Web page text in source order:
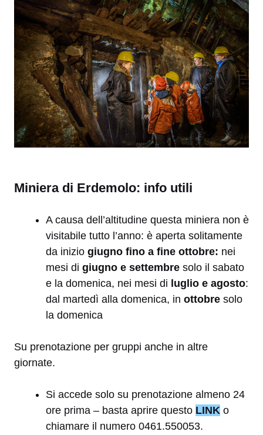
Miniera di Erdemolo: info utili
A causa dell’altitudine questa miniera non è
visitabile tutto l’anno: è aperta solitamente
da inizio giugno fino a fine ottobre: nei
mesi di giugno e settembre solo il sabato
e la domenica, nei mesi di luglio e agosto:
dal martedì alla domenica, in ottobre solo
la domenica
Su prenotazione per gruppi anche in altre
giornate.
Si accede solo su prenotazione almeno 24
ore prima – basta aprire questo LINK o
chiamare il numero 0461.550053.